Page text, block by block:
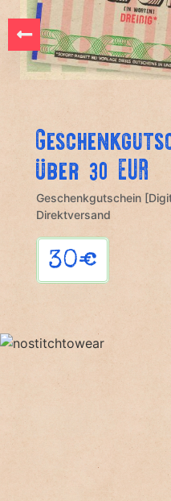
über 30 EUR
Geschenkgutschein
Direktversand
30€